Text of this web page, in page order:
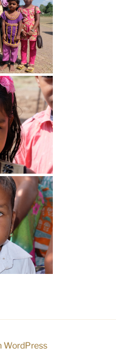
WordPress